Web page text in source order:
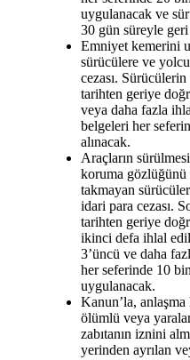
uygulanacak ve
30 gün süreyle geri
Emniyet kemerini
sürücülere ve
cezası.
tarihten geriye
veya daha fazla
belgeleri her
alınacak.
Araçların
koruma
takmayan
idari para cezası.
tarihten geriye
ikinci defa ihlal
3’üncü ve daha
her seferinde 10
uygulanacak.
Kanun’la, anlaşma
ölümlü veya
zabıtanın iznini
yerinden ayrılan